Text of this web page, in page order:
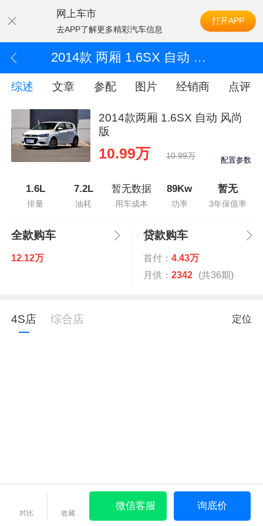
网上车市
去APP了解更多精彩汽车信息
打开APP
2014款 两厢 1.6SX 自动 风尚版
综述 文章 参配 图片 经销商 点评
2014款两厢 1.6SX 自动 风尚
版
10.99万 10.99万 配置参数
1.6L
排量
7.2L
油耗
暂无数据
用车成本
89Kw
功率
暂无
3年保值率
全款购车
12.12万
贷款购车
首付： 4.43万
月供： 2342 (共36期)
4S店 综合店 定位
对比 收藏
微信客服 询底价